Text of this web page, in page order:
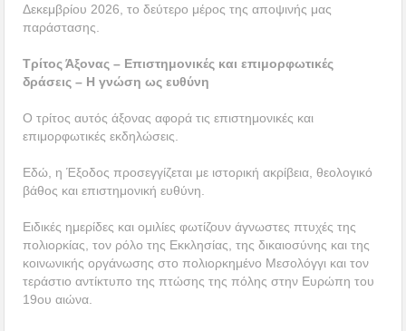
Δεκεμβρίου 2026, το δεύτερο μέρος της αποψινής μας
παράστασης.
Τρίτος Άξονας – Επιστημονικές και επιμορφωτικές
δράσεις – Η γνώση ως ευθύνη
Ο τρίτος αυτός άξονας αφορά τις επιστημονικές και
επιμορφωτικές εκδηλώσεις.
Εδώ, η Έξοδος προσεγγίζεται με ιστορική ακρίβεια, θεολογικό
βάθος και επιστημονική ευθύνη.
Ειδικές ημερίδες και ομιλίες φωτίζουν άγνωστες πτυχές της
πολιορκίας, τον ρόλο της Εκκλησίας, της δικαιοσύνης και της
κοινωνικής οργάνωσης στο πολιορκημένο Μεσολόγγι και τον
τεράστιο αντίκτυπο της πτώσης της πόλης στην Ευρώπη του
19ου αιώνα.